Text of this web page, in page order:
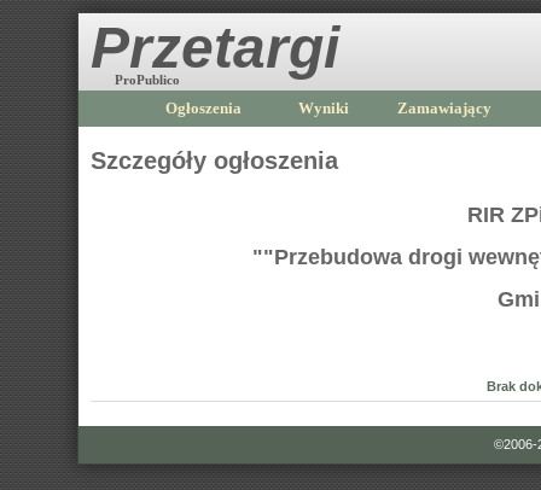
Przetargi
ProPublico
Ogłoszenia Wyniki Zamawiający
Szczegóły ogłoszenia
RIR
""Przebudowa drogi
Brak
©2006-